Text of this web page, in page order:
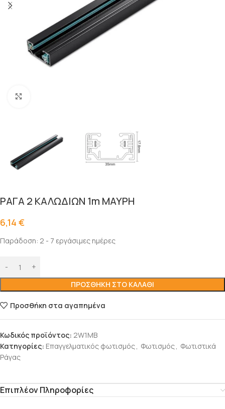
ΡΑΓΑ 2 ΚΑΛΩΔΙΩΝ 1m ΜΑΥΡΗ
6,14 €
Παράδοση: 2 - 7 εργάσιμες ημέρες
ΠΡΟΣΘΉΚΗ ΣΤΟ ΚΑΛΆΘΙ
Προσθήκη στα αγαπημένα
Κωδικός προϊόντος: 2W1MB
Κατηγορίες: Επαγγελματικός φωτισμός, Φωτισμός, Φωτιστικά
Ράγας
Επιπλέον Πληροφορίες